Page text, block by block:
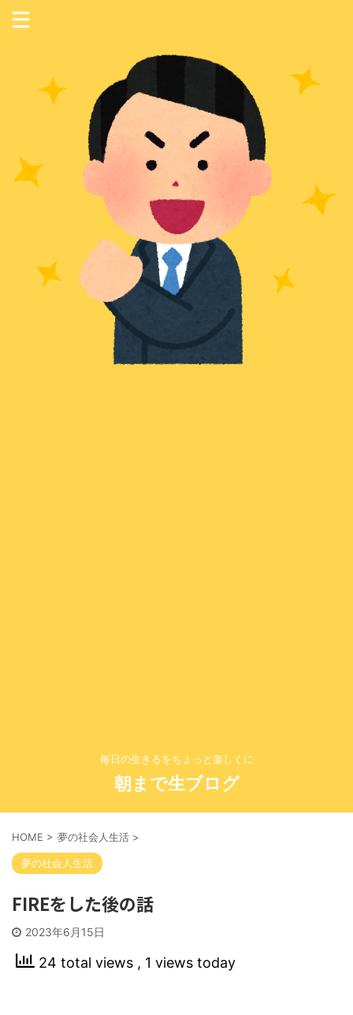
毎日の生きるをちょっと楽しくに
朝まで生ブログ
HOME > 夢の社会人生活 >
夢の社会人生活
FIREをした後の話
2023年6月15日
24 total views , 1 views today